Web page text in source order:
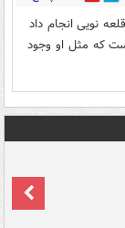
نویی انجام داد
که مثل او وجود